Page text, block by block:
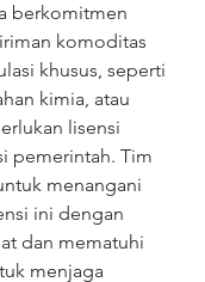
berkomitmen
komoditas
khusus, seperti
kimia, atau
lisensi
pemerintah. Tim
menangani
ini dengan
dan mematuhi
menjaga